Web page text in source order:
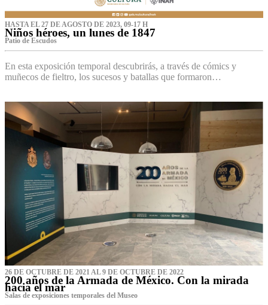
HASTA EL 27 DE AGOSTO DE 2023, 09-17 H
Niños héroes, un lunes de 1847
Patio de Escudos
En esta exposición temporal descubrirás, a través de cómics y
muñecos de fieltro, los sucesos y batallas que formaron…
26 DE OCTUBRE DE 2021 AL 9 DE OCTUBRE DE 2022
200 años de la Armada de México. Con la mirada
hacia el mar
Salas de exposiciones temporales del Museo‌